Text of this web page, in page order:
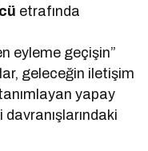
etrafında
eyleme geçişin”
geleceğin iletişim
yapay